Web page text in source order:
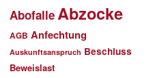
AbofalleAbzocke
AGB Anfechtung
Auskunftsanspruch Beschluss
Beweislast